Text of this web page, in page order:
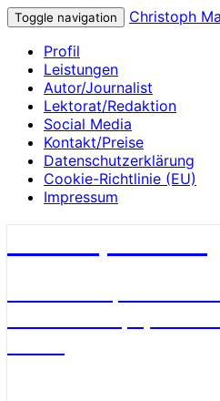
Toggle navigation
Christoph
Profil
Leistungen
Autor/Journalist
Lektorat/Redaktion
Social Media
Kontakt/Preise
Datenschutzerklärung
Cookie-Richtlinie (EU)
Impressum